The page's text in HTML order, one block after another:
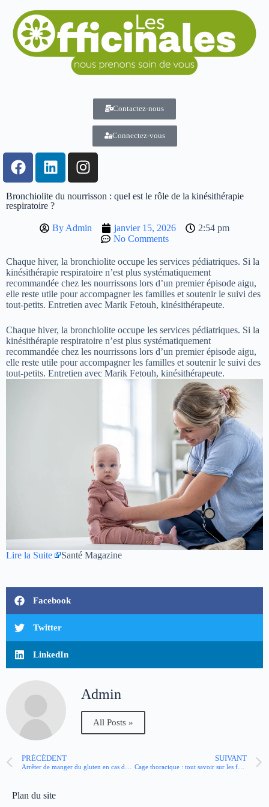
Contactez-nous
Connectez-vous
Bronchiolite du nourrisson : quel est le rôle de la kinésithérapie
respiratoire ?
By Admin janvier 15, 2026
2:54 pm
No Comments
Chaque hiver, la bronchiolite occupe les services pédiatriques. Si la
kinésithérapie respiratoire n’est plus systématiquement
recommandée chez les nourrissons lors d’un premier épisode aigu,
elle reste utile pour accompagner les familles et soutenir le suivi des
tout-petits. Entretien avec Marik Fetouh, kinésithérapeute.
Chaque hiver, la bronchiolite occupe les services pédiatriques. Si la
kinésithérapie respiratoire n’est plus systématiquement
recommandée chez les nourrissons lors d’un premier épisode aigu,
elle reste utile pour accompagner les familles et soutenir le suivi des
tout-petits. Entretien avec Marik Fetouh, kinésithérapeute.
Lire la Suite Santé Magazine
Facebook
Twitter
LinkedIn
Admin
All Posts »
PRÉCÉDENT
Arrêter de manger du gluten en cas de syndrome de l’intestin irritable, est-ce efficace ou pas ?
SUIVANT
Cage thoracique : tout savoir sur les fausses côtes
Plan du site